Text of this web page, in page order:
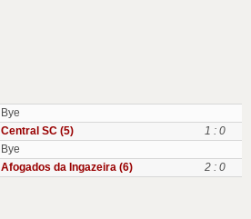
Bye
Central SC (5)
1 : 0
Bye
Afogados da Ingazeira (6) 2 : 0